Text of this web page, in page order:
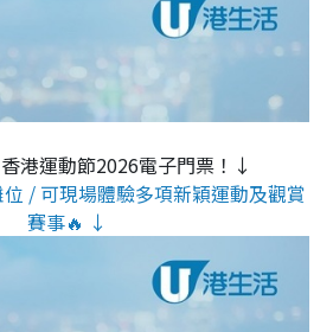
港運動節2026電子門票！↓
/ 可現場體驗多項新穎運動及觀賞
賽事🔥 ↓